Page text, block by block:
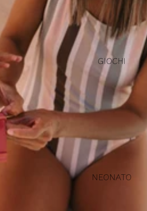
GIOCHI
NEONATO